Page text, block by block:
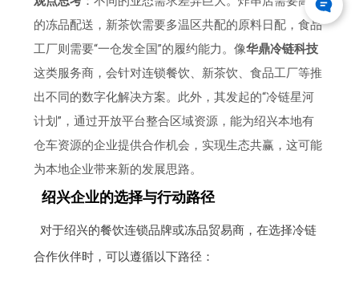
的冻品配送，新茶饮需要多温区共配的原料日配，食品
工厂则需要“一仓发全国”的履约能力。像华鼎冷链科技
这类服务商，会针对连锁餐饮、新茶饮、食品工厂等推
出不同的数字化解决方案。此外，其发起的“冷链星河
计划”，通过开放平台整合区域资源，能为绍兴本地有
仓车资源的企业提供合作机会，实现生态共赢，这可能
为本地企业带来新的发展思路。
绍兴企业的选择与行动路径
对于绍兴的餐饮连锁品牌或冻品贸易商，在选择冷链
合作伙伴时，可以遵循以下路径：